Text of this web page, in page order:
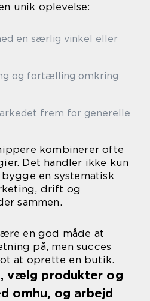
unik oplevelse:
en særlig vinkel eller
og fortælling omkring
frem for generelle
kombinerer ofte
Det handler ikke kun
en systematisk
drift og
sammen.
en god måde at
på, men succes
at oprette en butik.
vælg produkter og
omhu, og arbejd